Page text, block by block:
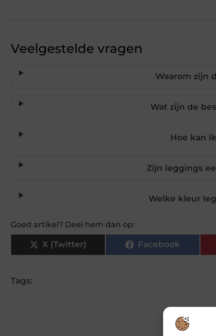
Veelgestelde vragen
Waarom zijn
Wat zijn de
Hoe kan
Zijn leggings
Welke kleur
Goed artikel? Deel hem dan op:
X (Twitter) Facebook
Tags: